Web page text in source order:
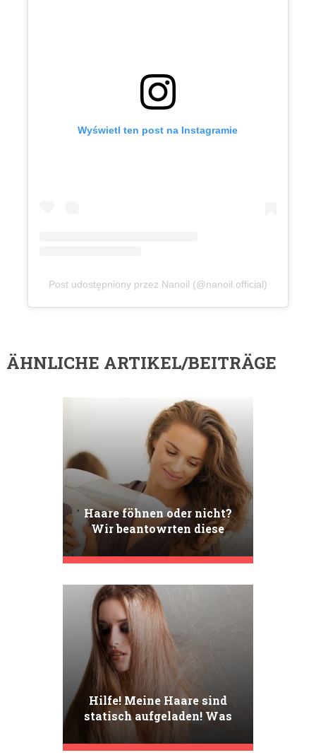
Wyświetl ten post na Instagramie
Post udostępniony przez Nanoil (@nanoil.official)
ÄHNLICHE ARTIKEL/BEITRÄGE
Haare föhnen oder nicht?
Wir beantowrten diese
uralte Frage
Hilfe! Meine Haare sind
statisch aufgeladen! Was
ist zu tun? [Tipps und
Tricks]